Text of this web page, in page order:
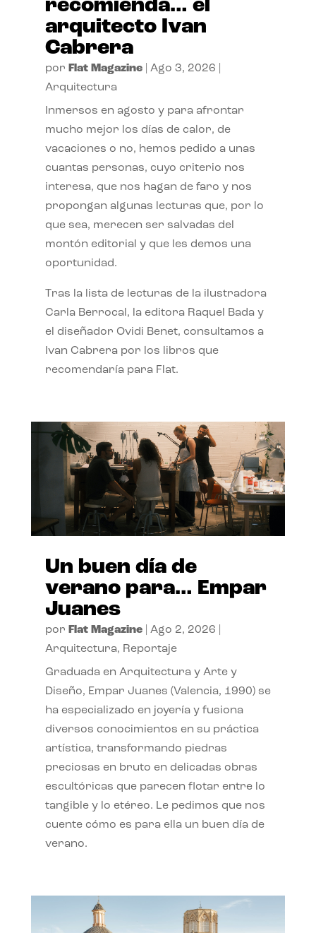
recomienda… el
arquitecto Ivan
Cabrera
por Flat Magazine| Ago 3, 2026
Arquitectura
Inmersos en agosto y para afrontar
mucho mejor los días de calor, de
vacaciones o no, hemos pedido a unas
cuantas personas, cuyo criterio nos
interesa, que nos hagan de faro y nos
propongan algunas lecturas que, por lo
que sea, merecen ser salvadas del
montón editorial y que les demos una
oportunidad.
Tras la lista de lecturas de la ilustradora
Carla Berrocal, la editora Raquel Bada y
el diseñador Ovidi Benet, consultamos a
Ivan Cabrera por los libros que
recomendaría para Flat.
Un buen día de
verano para… Empar
Juanes
por Flat Magazine| Ago 2, 2026
Arquitectura, Reportaje
Graduada en Arquitectura y Arte y
Diseño, Empar Juanes (Valencia, 1990) se
ha especializado en joyería y fusiona
diversos conocimientos en su práctica
artística, transformando piedras
preciosas en bruto en delicadas obras
escultóricas que parecen flotar entre lo
tangible y lo etéreo. Le pedimos que nos
cuente cómo es para ella un buen día de
verano.